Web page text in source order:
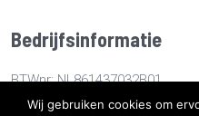
Bedrijfsinformatie
BTWnr: NL861437032B01
KvKnr: 78527112
Wij gebruiken cookies om